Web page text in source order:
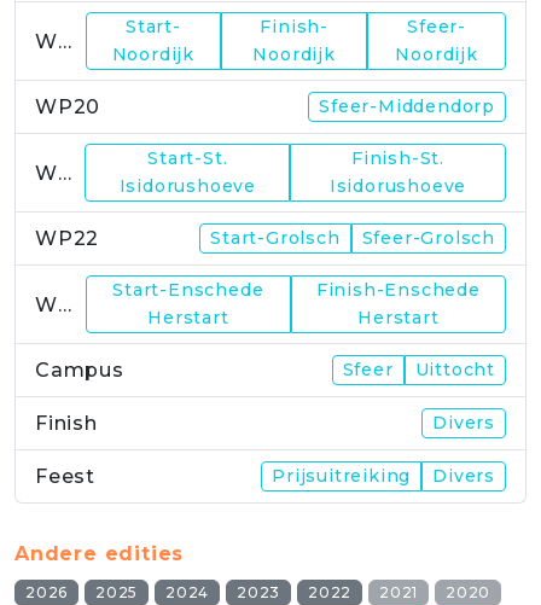
WP19
Start-
Noordijk
Finish-
Noordijk
Sfeer-
Noordijk
WP20 Sfeer-Middendorp
WP21
Start-St.
Isidorushoeve
Finish-St.
Isidorushoeve
WP22 Start-Grolsch Sfeer-Grolsch
WP23
Start-Enschede
Herstart
Finish-Enschede
Herstart
Campus Sfeer Uittocht
Finish Divers
Feest Prijsuitreiking Divers
Andere edities
2026 2025 2024 2023 2022 2021
2020